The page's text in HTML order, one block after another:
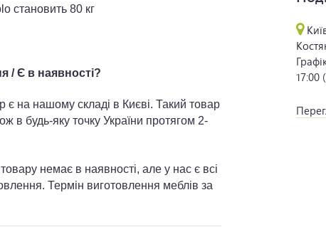
становить 80 кг
/ Є в наявності?
є на нашому складі в Києві. Такий товар
в будь-яку точку України протягом 2-
немає в наявності, але у нас є всі
Термін виготовлення меблів за
17:00